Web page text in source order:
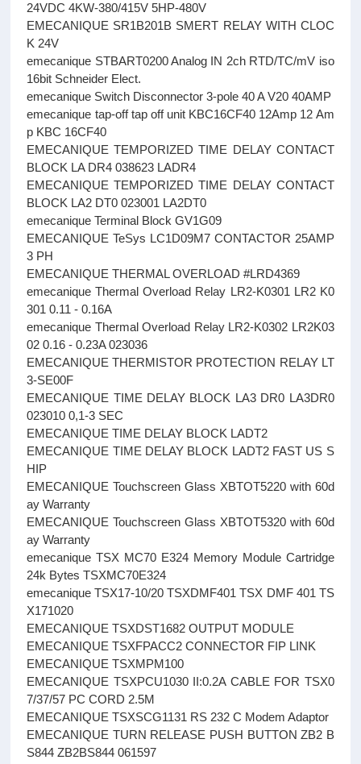
24VDC 4KW-380/415V 5HP-480V
EMECANIQUE SR1B201B SMERT RELAY WITH CLOC
K 24V
emecanique STBART0200 Analog IN 2ch RTD/TC/mV iso
16bit Schneider Elect.
emecanique Switch Disconnector 3-pole 40 A V20 40AMP
emecanique tap-off tap off unit KBC16CF40 12Amp 12 Am
p KBC 16CF40
EMECANIQUE TEMPORIZED TIME DELAY CONTACT
BLOCK LA DR4 038623 LADR4
EMECANIQUE TEMPORIZED TIME DELAY CONTACT
BLOCK LA2 DT0 023001 LA2DT0
emecanique Terminal Block GV1G09
EMECANIQUE TeSys LC1D09M7 CONTACTOR 25AMP
3 PH
EMECANIQUE THERMAL OVERLOAD #LRD4369
emecanique Thermal Overload Relay LR2-K0301 LR2 K0
301 0.11 - 0.16A
emecanique Thermal Overload Relay LR2-K0302 LR2K03
02 0.16 - 0.23A 023036
EMECANIQUE THERMISTOR PROTECTION RELAY LT
3-SE00F
EMECANIQUE TIME DELAY BLOCK LA3 DR0 LA3DR0
023010 0,1-3 SEC
EMECANIQUE TIME DELAY BLOCK LADT2
EMECANIQUE TIME DELAY BLOCK LADT2 FAST US S
HIP
EMECANIQUE Touchscreen Glass XBTOT5220 with 60d
ay Warranty
EMECANIQUE Touchscreen Glass XBTOT5320 with 60d
ay Warranty
emecanique TSX MC70 E324 Memory Module Cartridge
24k Bytes TSXMC70E324
emecanique TSX17-10/20 TSXDMF401 TSX DMF 401 TS
X171020
EMECANIQUE TSXDST1682 OUTPUT MODULE
EMECANIQUE TSXFPACC2 CONNECTOR FIP LINK
EMECANIQUE TSXMPM100
EMECANIQUE TSXPCU1030 II:0.2A CABLE FOR TSX0
7/37/57 PC CORD 2.5M
EMECANIQUE TSXSCG1131 RS 232 C Modem Adaptor
EMECANIQUE TURN RELEASE PUSH BUTTON ZB2 B
S844 ZB2BS844 061597